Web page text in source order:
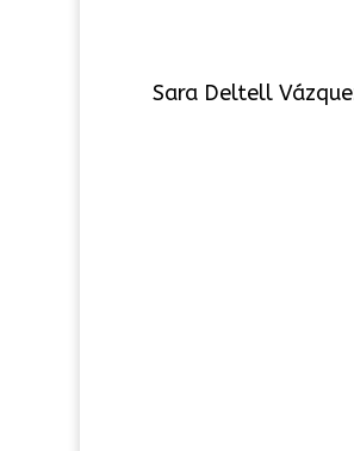
Sara Deltell